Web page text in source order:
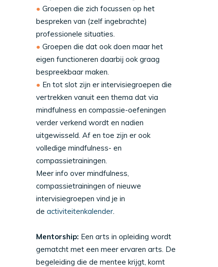
Groepen die zich focussen op het
bespreken van (zelf ingebrachte)
professionele situaties.
Groepen die dat ook doen maar het
eigen functioneren daarbij ook graag
bespreekbaar maken.
En tot slot zijn er intervisiegroepen die
vertrekken vanuit een thema dat via
mindfulness en compassie-oefeningen
verder verkend wordt en nadien
uitgewisseld. Af en toe zijn er ook
volledige mindfulness- en
compassietrainingen.
Meer info over mindfulness,
compassietrainingen of nieuwe
intervisiegroepen vind je in
de activiteitenkalender.
Mentorship: Een arts in opleiding wordt
gematcht met een meer ervaren arts. De
begeleiding die de mentee krijgt, komt